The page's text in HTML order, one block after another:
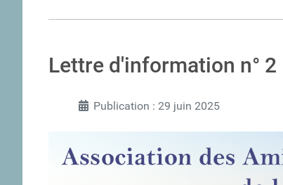
Lettre d'information n° 2
Publication : 29 juin 2025